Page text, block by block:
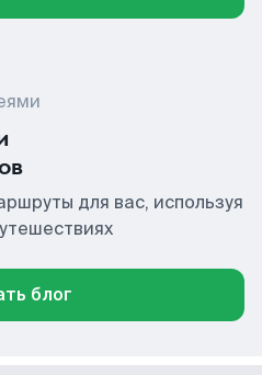
для вас, используя
блог